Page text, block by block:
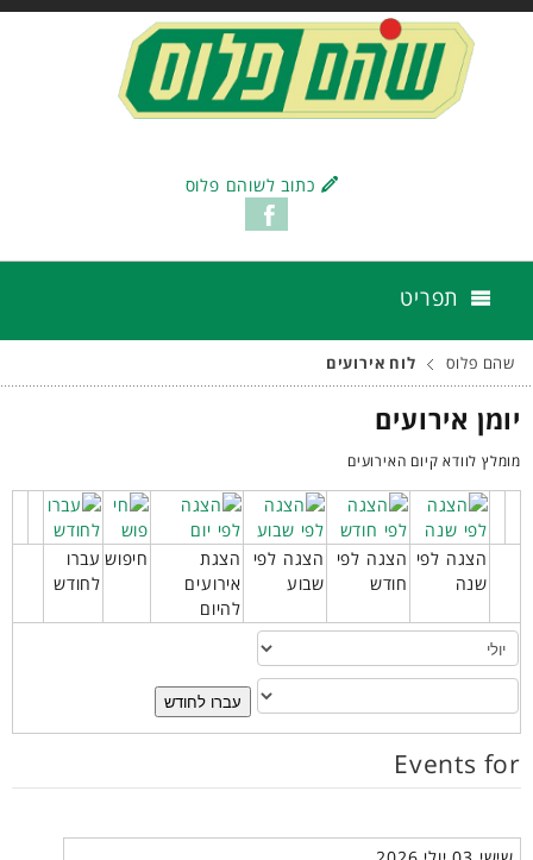
כתוב לשוהם פלוס
תפריט
שהם פלוס לוח אירועים
יומן אירועים
מומלץ לוודא קיום האירועים
הצגה לפי
שנה
הצגה לפי
חודש
הצגה לפי
שבוע
הצגת
אירועים
להיום
חיפוש עברו
לחודש
עברו לחודש
Events for